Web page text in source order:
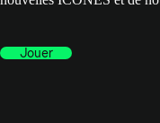
Jouer